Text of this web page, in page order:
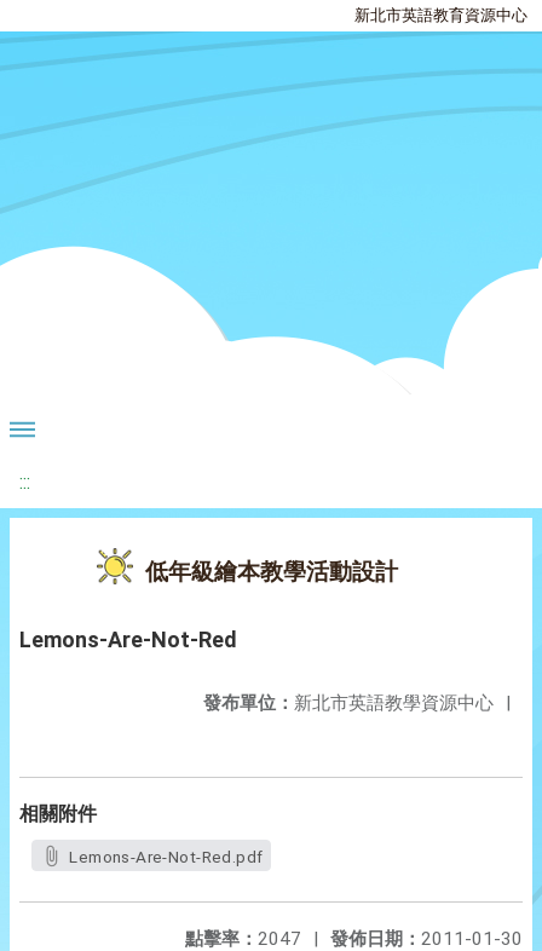
新北市英語教育資源中心
:::
低年級繪本教學活動設計
Lemons-Are-Not-Red
發布單位： 新北市英語教學資源中心 |
相關附件
Lemons-Are-Not-Red.pdf
發佈日期： 2011-01-30
點擊率： 2047 |